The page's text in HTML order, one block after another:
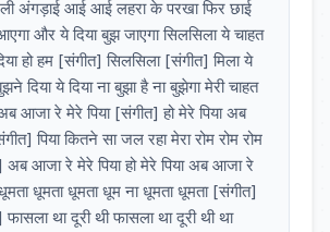
अंगड़ाई आई आई लहरा के परखा फिर छाई
और ये दिया बुझ जाएगा सिलसिला ये चाहत
हो हम [संगीत] सिलसिला [संगीत] मिला ये
दिया ये दिया ना बुझा है ना बुझेगा मेरी चाहत
अब आजा रे मेरे पिया [संगीत] हो मेरे पिया अब
पिया कितने सा जल रहा मेरा रोम रोम रोम
आजा रे मेरे पिया हो मेरे पिया अब आजा रे
धूमता धूमता धूम ना धूमता धूमता [संगीत]
था दूरी थी फासला था दूरी थी था